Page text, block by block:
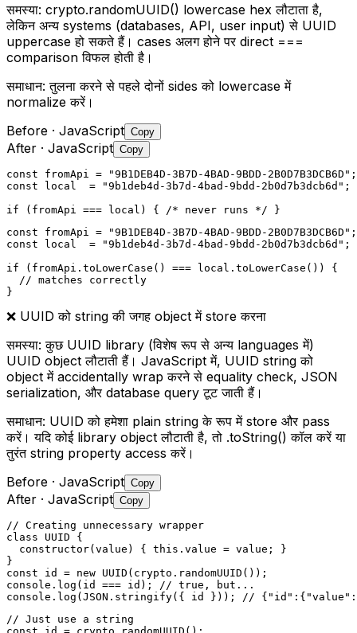
समस्या: crypto.randomUUID() lowercase hex लौटाता है,
लेकिन अन्य systems (databases, API, user input) से UUID
uppercase हो सकते हैं। cases अलग होने पर direct ===
comparison विफल होती है।
समाधान: तुलना करने से पहले दोनों sides को lowercase में
normalize करें।
Before · JavaScript Copy
After · JavaScript Copy
const fromApi = "9B1DEB4D-3B7D-4BAD-9BDD-
const local  = "9b1deb4d-3b7d-4bad-9bdd-
if (fromApi === local) { /* never runs */ }
const fromApi = "9B1DEB4D-3B7D-4BAD-9BDD-2B0D7B3DCB6D";
const local  = "9b1deb4d-3b7d-4bad-9bdd-2b0d7b3dcb6d";
if (fromApi.toLowerCase() === local.toLowerCase()) {
  // matches correctly
}
❌ UUID को string की जगह object में store करना
समस्या: कुछ UUID library (विशेष रूप से अन्य languages में)
UUID object लौटाती हैं। JavaScript में, UUID string को
object में accidentally wrap करने से equality check, JSON
serialization, और database query टूट जाती हैं।
समाधान: UUID को हमेशा plain string के रूप में store और pass
करें। यदि कोई library object लौटाती है, तो .toString() कॉल करें या
तुरंत string property access करें।
Before · JavaScript Copy
After · JavaScript Copy
// Creating unnecessary wrapper
class UUID {
  constructor(value) { this.value = value; }
}
const id = new UUID(crypto.randomUUID());
console.log(id === id); // true, but...
console.log(JSON.stringify({ id })); //
// Just use a string